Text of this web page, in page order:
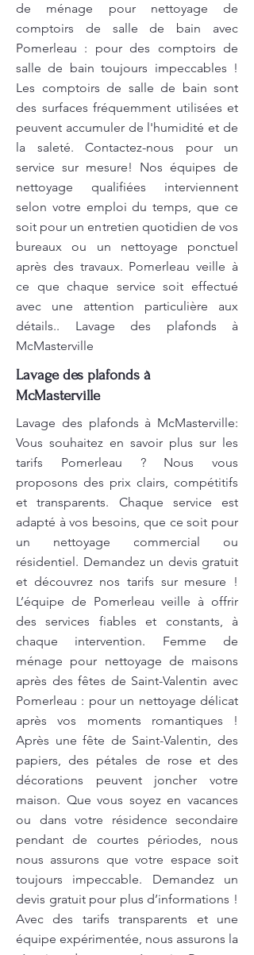
de ménage pour nettoyage de
comptoirs de salle de bain avec
Pomerleau : pour des comptoirs de
salle de bain toujours impeccables !
Les comptoirs de salle de bain sont
des surfaces fréquemment utilisées et
peuvent accumuler de l'humidité et de
la saleté. Contactez-nous pour un
service sur mesure! Nos équipes de
nettoyage qualifiées interviennent
selon votre emploi du temps, que ce
soit pour un entretien quotidien de vos
bureaux ou un nettoyage ponctuel
après des travaux. Pomerleau veille à
ce que chaque service soit effectué
avec une attention particulière aux
détails.. Lavage des plafonds à
McMasterville
Lavage des plafonds à
McMasterville
Lavage des plafonds à McMasterville:
Vous souhaitez en savoir plus sur les
tarifs Pomerleau ? Nous vous
proposons des prix clairs, compétitifs
et transparents. Chaque service est
adapté à vos besoins, que ce soit pour
un nettoyage commercial ou
résidentiel. Demandez un devis gratuit
et découvrez nos tarifs sur mesure !
L’équipe de Pomerleau veille à offrir
des services fiables et constants, à
chaque intervention. Femme de
ménage pour nettoyage de maisons
après des fêtes de Saint-Valentin avec
Pomerleau : pour un nettoyage délicat
après vos moments romantiques !
Après une fête de Saint-Valentin, des
papiers, des pétales de rose et des
décorations peuvent joncher votre
maison. Que vous soyez en vacances
ou dans votre résidence secondaire
pendant de courtes périodes, nous
nous assurons que votre espace soit
toujours impeccable. Demandez un
devis gratuit pour plus d’informations !
Avec des tarifs transparents et une
équipe expérimentée, nous assurons la